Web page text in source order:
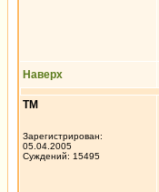
Наверх
ТМ
Зарегистрирован:
05.04.2005
Суждений: 15495